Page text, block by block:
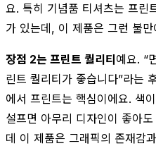
요. 특히 기념품 티셔츠는 프린
가 있는데, 이 제품은 그런 불
장점 2는 프린트 퀄리티예요. “
린트 퀄리티가 좋습니다”라는
에서 프린트는 핵심이에요. 색
설프면 아무리 디자인이 좋아
데 이 제품은 그래픽의 존재감